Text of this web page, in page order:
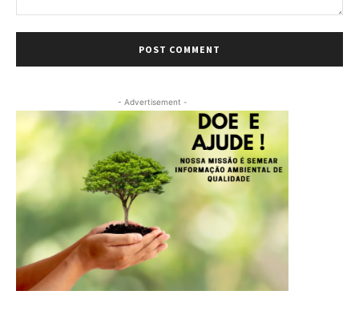
- Advertisement -